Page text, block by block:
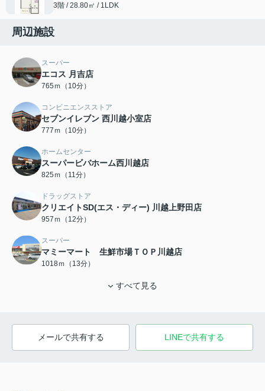
3階 / 28.80㎡ / 1LDK
周辺施設
スーパー
エコス 月吉店
765ｍ（10分）
コンビニエンスストア
セブンイレブン 西川越小室店
777ｍ（10分）
ホームセンター
スーパービバホーム西川越店
825ｍ（11分）
ドラッグストア
クリエイトSD(エス・ディー) 川越上野田店
957ｍ（12分）
スーパー
マミーマート 生鮮市場ＴＯＰ川越店
1018ｍ（13分）
すべて見る
メールで共有する LINEで共有する